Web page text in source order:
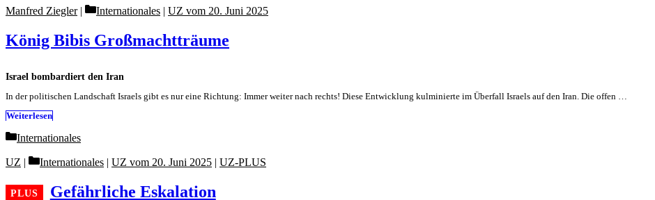
Israel bombardiert den Iran
König Bibis Großmachtträume
Manfred Ziegler Categories
Internationales | UZ vom 20. Juni 2025
In der politischen Landschaft Israels gibt es nur eine Richtung: Immer weiter nach rechts! Diese Entwicklung kulminierte im Überfall Israels auf den Iran. Die offen …
Weiterlesen
Categories
Internationales
Gefährliche Eskalation
UZ Categories
Internationales | UZ vom 20. Juni 2025 | UZ-PLUS